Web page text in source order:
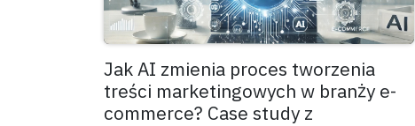
Jak AI zmienia proces tworzenia
treści marketingowych w branży e-
commerce? Case study z